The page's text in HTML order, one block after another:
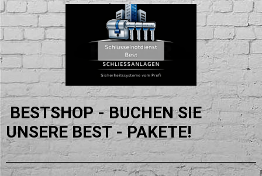
BESTSHOP - BUCHEN SIE
UNSERE BEST - PAKETE!